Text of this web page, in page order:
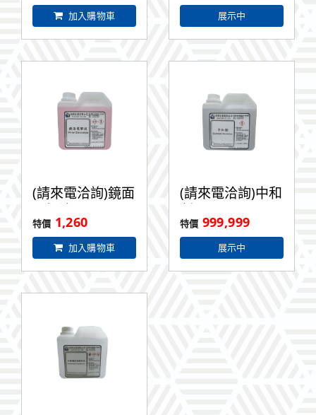
加入購物車 展示中
(請來電洽詢)鏡面
電解液1L
1,260
加入購物車
(請來電洽詢)中和
劑1L
999,999
展示中